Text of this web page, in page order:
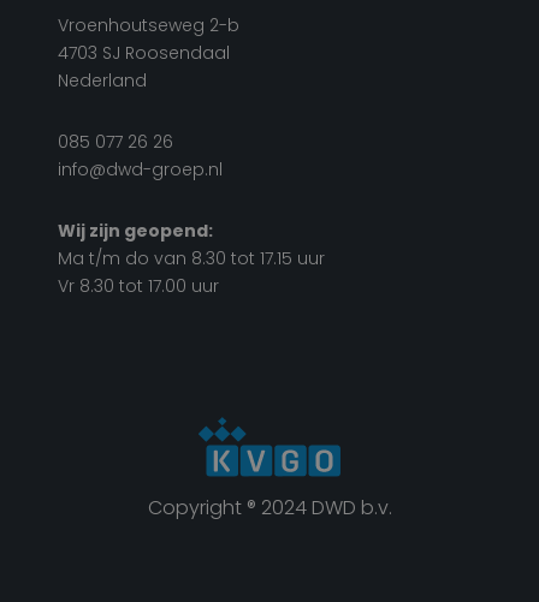
Vroenhoutseweg 2-b
4703 SJ Roosendaal
Nederland
085 077 26 26
info@dwd-groep.nl
Wij zijn geopend:
Ma t/m do van 8.30 tot 17.15 uur
Vr 8.30 tot 17.00 uur
Copyright ® 2024 DWD b.v.